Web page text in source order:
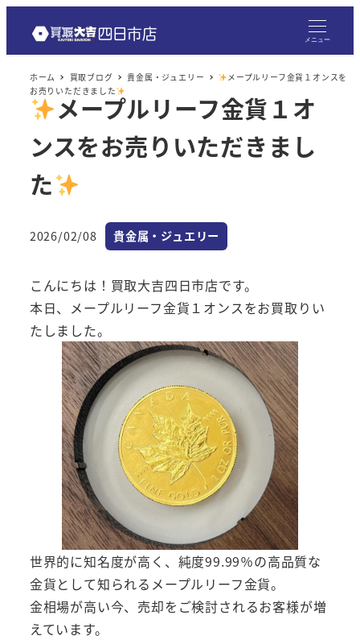
メニュー
ホーム 買取ブログ 貴金属・ジュエリー
メープルリーフ金貨１オンスを
お売りいただきました
メープルリーフ金貨１オ
ンスをお売りいただきまし
た
投稿日
2026/02/08 カテゴリー
貴金属・ジュエリー
こんにちは！買取大吉四日市店です。
本日、メープルリーフ金貨１オンスをお買取りい
たしました。
世界的に知名度が高く、純度99.99％の高品質な
金貨として知られるメープルリーフ金貨。
金相場が高い今、売却をご検討されるお客様が増
えています。